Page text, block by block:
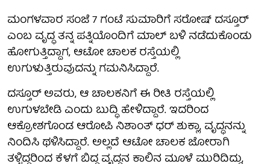
ಮಂಗಳವಾರ ಸಂಜೆ 7 ಗಂಟೆ ಸುಮಾರಿಗೆ ಸರೋಷ್ ದಸ್ತೂರ್
ಎಂಬ ವೃದ್ಧ ತನ್ನ ಪತ್ನಿಯೊಂದಿಗೆ ಮಾಲ್ ಬಳಿ ನಡೆದುಕೊಂಡು
ಹೋಗುತ್ತಿದ್ದಾಗ, ಆಟೋ ಚಾಲಕ ರಸ್ತೆಯಲ್ಲಿ
ಉಗುಳುತ್ತಿರುವುದನ್ನು ಗಮನಿಸಿದ್ದಾರೆ.
ದಸ್ತೂರ್ ಅವರು, ಆ ಚಾಲಕನಿಗೆ ಈ ರೀತಿ ರಸ್ತೆಯಲ್ಲಿ
ಉಗುಳಬೇಡಿ ಎಂದು ಬುದ್ಧಿ ಹೇಳಿದ್ದಾರೆ. ಇದರಿಂದ
ಆಕ್ರೋಶಗೊಂಡ ಆರೋಪಿ ನಿಶಾಂತ್ ಧರ್ ಶುಕ್ಲಾ, ವೃದ್ಧನನ್ನು
ನಿಂದಿಸಿ ಥಳಿಸಿದ್ದಾರೆ. ಅಲ್ಲದೆ ಆಟೋ ಚಾಲಕ ಜೋರಾಗಿ
ತಳ್ಳಿದ್ದರಿಂದ ಕೆಳಗೆ ಬಿದ್ದ ವೃದ್ಧನ ಕಾಲಿನ ಮೂಳೆ ಮುರಿದಿದ್ದು,